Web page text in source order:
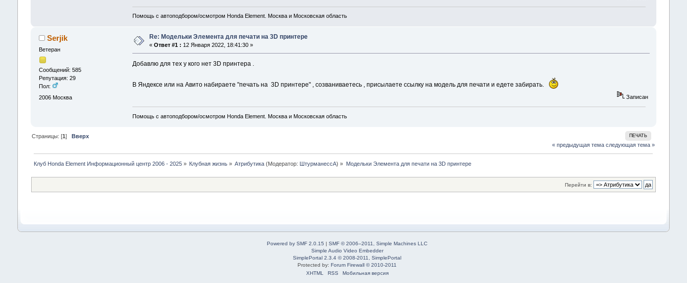
Помощь с автоподбором/осмотром Honda Element. Москва и Московская область
Serjik
Ветеран
Сообщений: 585
Репутация: 29
Пол:
2006 Москва
Re: Модельки Элемента для печати на 3D принтере
« Ответ #1 : 12 Января 2022, 18:41:30 »
Добавлю для тех у кого нет 3D принтера .
В Яндексе или на Авито набираете "печать на 3D принтере" , созваниваетесь , присылаете ссылку на модель для печати и едете забирать.
Записан
Помощь с автоподбором/осмотром Honda Element. Москва и Московская область
ПЕЧАТЬ
Страницы: [1] Вверх
« предыдущая тема следующая тема »
Клуб Honda Element Информационный центр 2006 - 2025» Клубная жизнь » Атрибутика (Модератор: ШтурманессА) » Модельки Элемента для печати на 3D принтере
Перейти в:
Powered by SMF 2.0.15 |SMF © 2006–2011, Simple Machines LLC
Simple Audio Video Embedder
SimplePortal 2.3.4 © 2008-2011, SimplePortal
Protected by:Forum Firewall © 2010-2011
XHTML
RSS Мобильная версия